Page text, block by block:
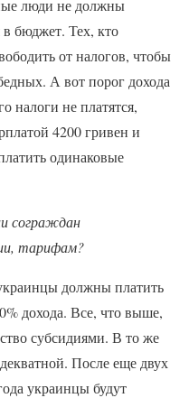
люди не должны
бюджет. Тех, кто
от налогов, чтобы
А вот порог дохода
налоги не платятся,
4200 гривен и
одинаковые
сограждан
тарифам?
должны платить
дохода. Все, что выше,
субсидиями. В то же
После еще двух
украинцы будут